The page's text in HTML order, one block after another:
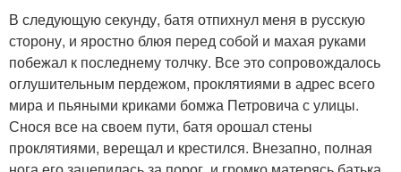
В следующую секунду, батя отпихнул меня в русскую
сторону, и яростно блюя перед собой и махая руками
побежал к последнему толчку. Все это сопровождалось
оглушительным пердежом, проклятиями в адрес всего
мира и пьяными криками бомжа Петровича с улицы.
Снося все на своем пути, батя орошал стены
проклятиями, верещал и крестился. Внезапно, полная